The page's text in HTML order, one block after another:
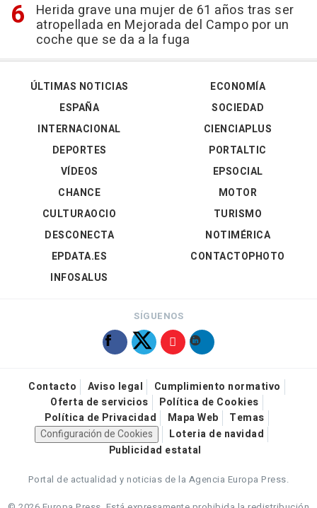
Herida grave una mujer de 61 años tras ser
atropellada en Mejorada del Campo por un
coche que se da a la fuga
ÚLTIMAS NOTICIAS
ESPAÑA
INTERNACIONAL
DEPORTES
VÍDEOS
ECONOMÍA
SOCIEDAD
CIENCIAPLUS
PORTALTIC
EPSOCIAL
CHANCE
CULTURAOCIO
DESCONECTA
EPDATA.ES
INFOSALUS
MOTOR
TURISMO
NOTIMÉRICA
CONTACTOPHOTO
SÍGUENOS
Contacto Aviso legal
Cumplimiento normativo
Oferta de servicios
Política de Cookies
Política de Privacidad
Mapa Web
Temas
Configuración de Cookies
Loteria de navidad
Publicidad estatal
Portal de actualidad y noticias de la Agencia Europa Press.